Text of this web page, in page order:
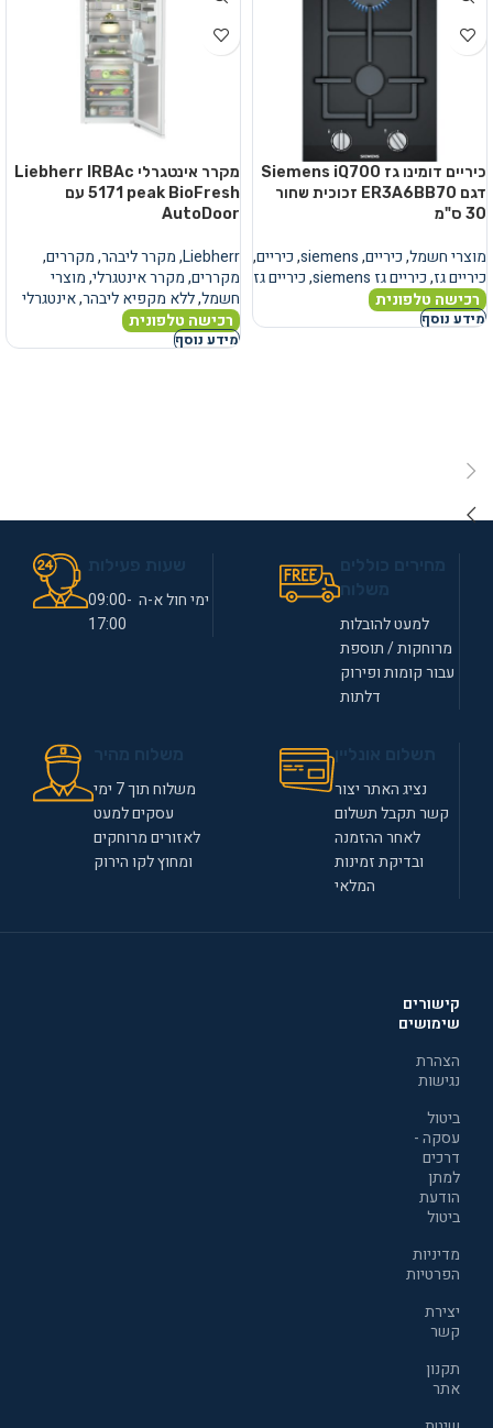
כיריים דומינו גז Siemens iQ700
דגם ER3A6BB70 זכוכית שחור
30 ס"מ
מוצרי חשמל,כיריים,
siemens
,כיריים,
כיריים גז,כיריים גז siemens ,כיריים גז
רכישה טלפונית
מידע נוסף
מקרר אינטגרלי Liebherr IRBAc
5171 peak BioFresh עם
AutoDoor
Liebherr
,מקרר ליבהר,מקררים,
מקררים,מקרר אינטגרלי,מוצרי
חשמל,ללא מקפיא ליבהר,אינטגרלי
רכישה טלפונית
מידע נוסף
למעט להובלות
מרוחקות / תוספת
עבור קומות ופירוק
דלתות
ימי חול א-ה 09:00-
17:00
נציג האתר יצור
קשר תקבל תשלום
לאחר ההזמנה
ובדיקת זמינות
המלאי
משלוח תוך 7 ימי
עסקים למעט
לאזורים מרוחקים
ומחוץ לקו הירוק
קישורים
שימושים
הצהרת
נגישות
ביטול
עסקה -
דרכים
למתן
הודעת
ביטול
מדיניות
הפרטיות
יצירת
קשר
תקנון
אתר